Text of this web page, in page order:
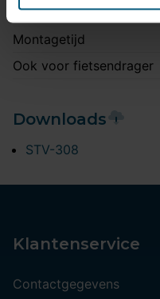
Uitsnede zichtbaar
Montagetijd
Ook voor fietsendrager
Downloads
STV-308
Klantenservice
Contactgegevens